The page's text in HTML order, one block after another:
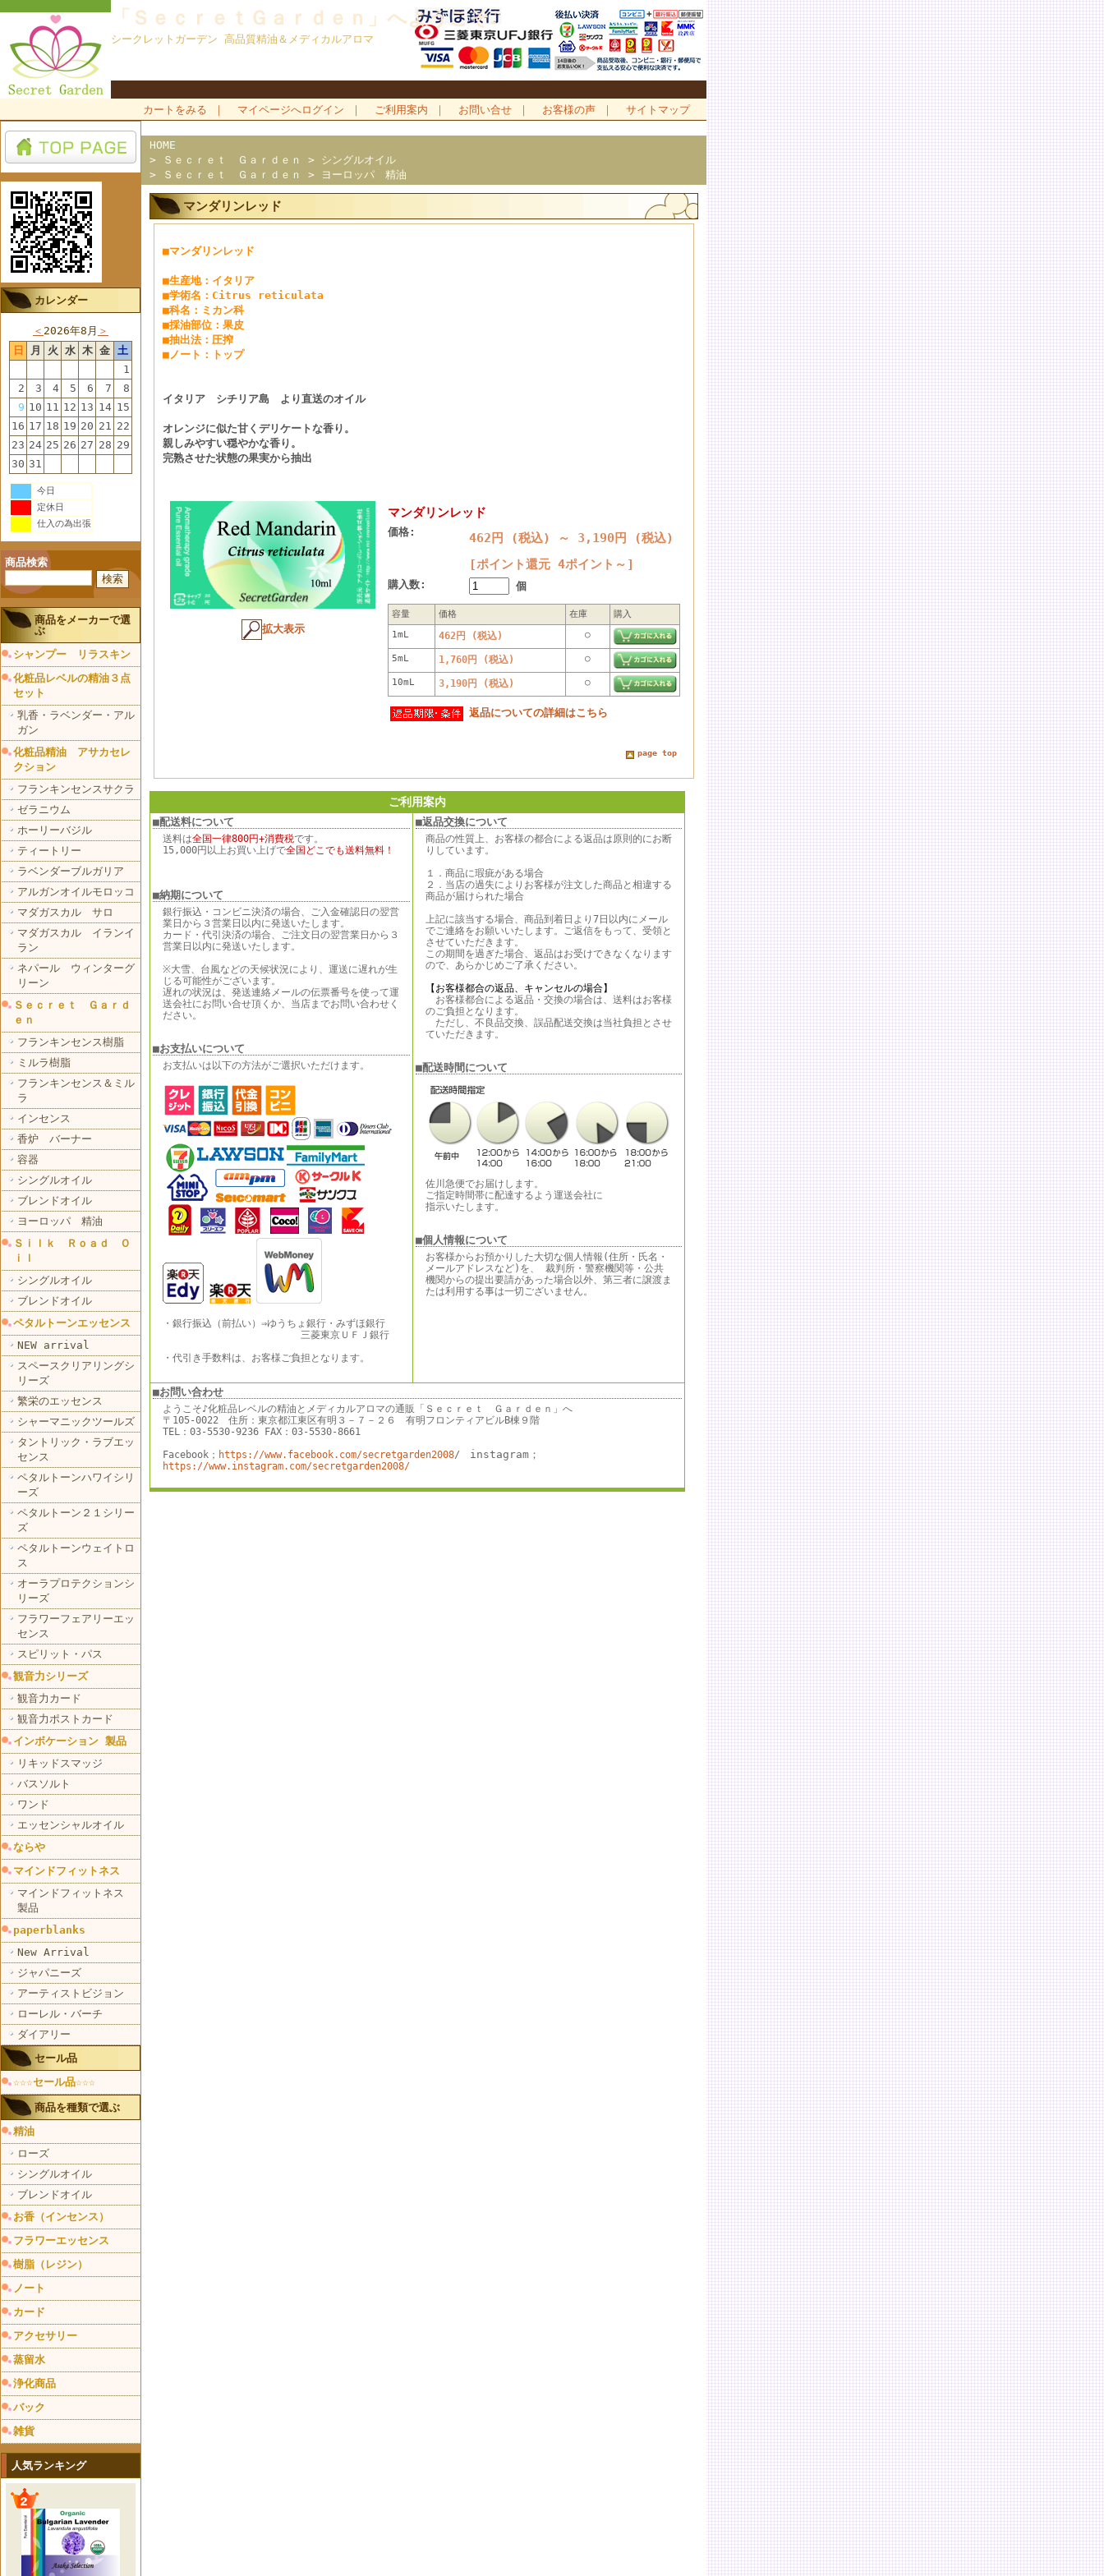
「ＳｅｃｒｅｔＧａｒｄｅｎ」へようこそ♪
シークレットガーデン 高品質精油＆メディカルアロマ
カートをみる ｜ マイページへログイン ｜ ご利用案内 ｜ お問い合せ ｜ お客様の声 ｜ サイトマップ
カレンダー
＜ 2026年8月 ＞
日
月 火 水 木 金 土
1
2
3 4 5 6 7
8
9 10 11 12 13 14 15
16 17 18 19 20 21 22
23 24 25 26 27 28 29
30 31
今日
定休日
仕入の為出張
商品検索
商品をメーカーで選
ぶ
シャンプー リラスキン
化粧品レベルの精油３点
セット
乳香・ラベンダー・アル
ガン
化粧品精油 アサカセレ
クション
フランキンセンスサクラ
ゼラニウム
ホーリーバジル
ティートリー
ラベンダーブルガリア
アルガンオイルモロッコ
マダガスカル サロ
マダガスカル イランイ
ラン
ネパール ウィンターグ
リーン
Ｓｅｃｒｅｔ Ｇａｒｄ
ｅｎ
フランキンセンス樹脂
ミルラ樹脂
フランキンセンス＆ミル
ラ
インセンス
香炉 バーナー
容器
シングルオイル
ブレンドオイル
ヨーロッパ 精油
Ｓｉｌｋ Ｒｏａｄ Ｏ
ｉｌ
シングルオイル
ブレンドオイル
ペタルトーンエッセンス
NEW arrival
スペースクリアリングシ
リーズ
繁栄のエッセンス
シャーマニックツールズ
タントリック・ラブエッ
センス
ペタルトーンハワイシリ
ーズ
ペタルトーン２１シリー
ズ
ペタルトーンウェイトロ
ス
オーラプロテクションシ
リーズ
フラワーフェアリーエッ
センス
スピリット・パス
観音力シリーズ
観音力カード
観音力ポストカード
インボケーション 製品
リキッドスマッジ
バスソルト
ワンド
エッセンシャルオイル
ならや
マインドフィットネス
マインドフィットネス
製品
paperblanks
New Arrival
ジャパニーズ
アーティストビジョン
ローレル・バーチ
ダイアリー
セール品
☆☆☆セール品☆☆☆
商品を種類で選ぶ
精油
ローズ
シングルオイル
ブレンドオイル
お香（インセンス）
フラワーエッセンス
樹脂（レジン）
ノート
カード
アクセサリー
蒸留水
浄化商品
バック
雑貨
人気ランキング
HOME
>
Ｓｅｃｒｅｔ Ｇａｒｄｅｎ > シングルオイル
>
Ｓｅｃｒｅｔ Ｇａｒｄｅｎ > ヨーロッパ 精油
マンダリンレッド
■マンダリンレッド
■生産地：イタリア
■学術名：Citrus reticulata
■科名：ミカン科
■採油部位：果皮
■抽出法：圧搾
■ノート：トップ
イタリア シチリア島 より直送のオイル
オレンジに似た甘くデリケートな香り。
親しみやすい穏やかな香り。
完熟させた状態の果実から抽出
拡大表示
マンダリンレッド
価格: 462円 (税込) ～
3,190円 (税込)
[ポイント還元 4ポイント～]
購入数: 個
容量 価格 在庫
購入
1mL
462円 (税込) ○
5mL 1,760円 (税込) ○
10mL 3,190円 (税込) ○
返品についての詳細はこちら
page top
ご利用案内
■配送料について
送料は全国一律800円+消費税です。
15,000円以上お買い上げで全国どこでも送料無料！
■納期について
銀行振込・コンビニ決済の場合、ご入金確認日の翌営
業日から３営業日以内に発送いたします。
カード・代引決済の場合、ご注文日の翌営業日から３
営業日以内に発送いたします。
※大雪、台風などの天候状況により、運送に遅れが生
じる可能性がございます。
遅れの状況は、発送連絡メールの伝票番号を使って運
送会社にお問い合せ頂くか、当店までお問い合わせく
ださい。
■お支払いについて
お支払いは以下の方法がご選択いただけます。
・銀行振込（前払い）⇒ゆうちょ銀行・みずほ銀行
三菱東京ＵＦＪ銀行
・代引き手数料は、お客様ご負担となります。
■返品交換について
商品の性質上、お客様の都合による返品は原則的にお断
りしています。
１．商品に瑕疵がある場合
２．当店の過失によりお客様が注文した商品と相違する
商品が届けられた場合
上記に該当する場合、商品到着日より7日以内にメール
でご連絡をお願いいたします。ご返信をもって、受領と
させていただきます。
この期間を過ぎた場合、返品はお受けできなくなります
ので、あらかじめご了承ください。
【お客様都合の返品、キャンセルの場合】
お客様都合による返品・交換の場合は、送料はお客様
のご負担となります。
ただし、不良品交換、誤品配送交換は当社負担とさせ
ていただきます。
■配送時間について
佐川急便でお届けします。
ご指定時間帯に配達するよう運送会社に
指示いたします。
■個人情報について
お客様からお預かりした大切な個人情報(住所・氏名・
メールアドレスなど)を、 裁判所・警察機関等・公共
機関からの提出要請があった場合以外、第三者に譲渡ま
たは利用する事は一切ございません。
■お問い合わせ
ようこそ♪化粧品レベルの精油とメディカルアロマの通販「Ｓｅｃｒｅｔ Ｇａｒｄｅｎ」へ
〒105-0022 住所：東京都江東区有明３－７－２６ 有明フロンティアビルB棟９階
TEL：03-5530-9236 FAX：03-5530-8661
Facebook； https://www.facebook.com/secretgarden2008/ instagram；
https://www.instagram.com/secretgarden2008/